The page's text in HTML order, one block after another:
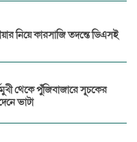
নিয়ে কারসাজি তদন্তে ডিএসই
থেকে পুঁজিবাজারে সূচকের
ভাটা